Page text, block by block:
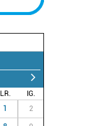
LR.
IG.
1 2